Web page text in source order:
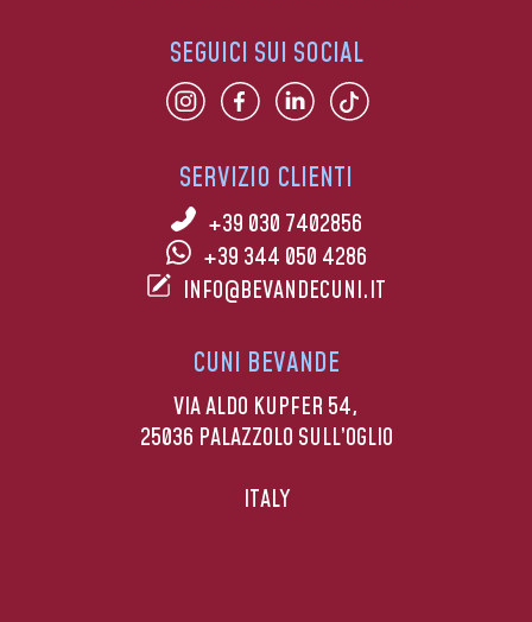
SERVIZIO CLIENTI
+39 030 7402856
+39 344 050 4286
INFO@BEVANDECUNI.IT
CUNI BEVANDE
VIA ALDO KUPFER 54,
25036 PALAZZOLO SULL’OGLIO
ITALY
SEGUICI SUI SOCIAL